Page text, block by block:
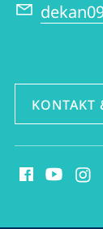
KONTAKT
Media